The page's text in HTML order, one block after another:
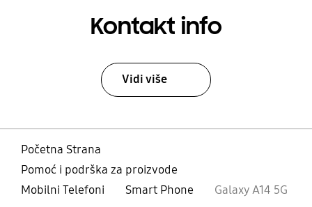
Kontakt info
Vidi više
Početna Strana
Pomoć i podrška za proizvode
Mobilni Telefoni
Smart Phone Galaxy A14 5G